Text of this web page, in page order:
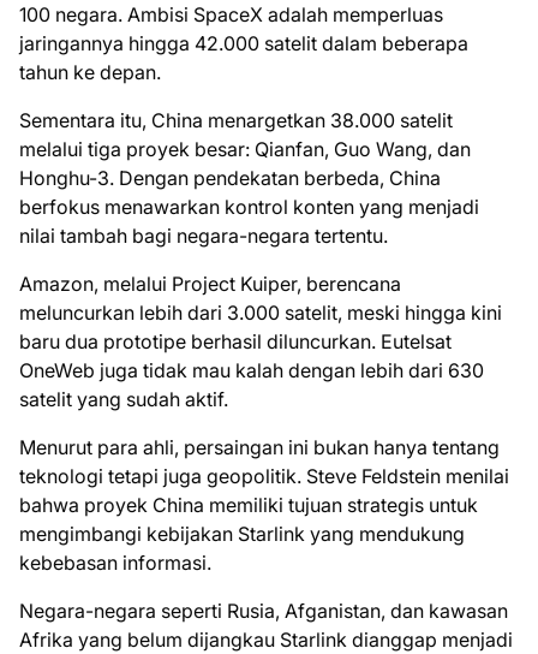
100 negara. Ambisi SpaceX adalah memperluas
jaringannya hingga 42.000 satelit dalam beberapa
tahun ke depan.
Sementara itu, China menargetkan 38.000 satelit
melalui tiga proyek besar: Qianfan, Guo Wang, dan
Honghu-3. Dengan pendekatan berbeda, China
berfokus menawarkan kontrol konten yang menjadi
nilai tambah bagi negara-negara tertentu.
Amazon, melalui Project Kuiper, berencana
meluncurkan lebih dari 3.000 satelit, meski hingga kini
baru dua prototipe berhasil diluncurkan. Eutelsat
OneWeb juga tidak mau kalah dengan lebih dari 630
satelit yang sudah aktif.
Menurut para ahli, persaingan ini bukan hanya tentang
teknologi tetapi juga geopolitik. Steve Feldstein menilai
bahwa proyek China memiliki tujuan strategis untuk
mengimbangi kebijakan Starlink yang mendukung
kebebasan informasi.
Negara-negara seperti Rusia, Afganistan, dan kawasan
Afrika yang belum dijangkau Starlink dianggap menjadi